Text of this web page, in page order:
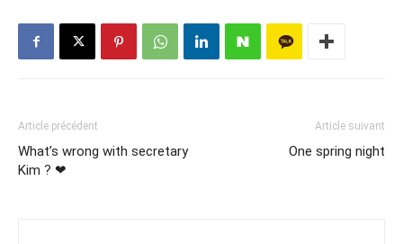
Article précédent
What’s wrong with secretary
Kim ? ❤
Article suivant
One spring night